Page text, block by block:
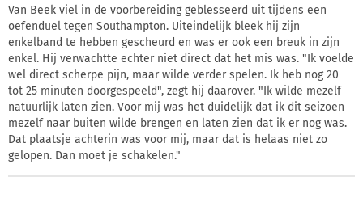
Van Beek viel in de voorbereiding geblesseerd uit tijdens een
oefenduel tegen Southampton. Uiteindelijk bleek hij zijn
enkelband te hebben gescheurd en was er ook een breuk in zijn
enkel. Hij verwachtte echter niet direct dat het mis was. "Ik voelde
wel direct scherpe pijn, maar wilde verder spelen. Ik heb nog 20
tot 25 minuten doorgespeeld", zegt hij daarover. "Ik wilde mezelf
natuurlijk laten zien. Voor mij was het duidelijk dat ik dit seizoen
mezelf naar buiten wilde brengen en laten zien dat ik er nog was.
Dat plaatsje achterin was voor mij, maar dat is helaas niet zo
gelopen. Dan moet je schakelen."